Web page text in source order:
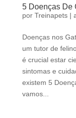
5 Doenças De
por Treinapets|
Doenças nos
um tutor de
é crucial estar
sintomas e
existem 5
vamos...